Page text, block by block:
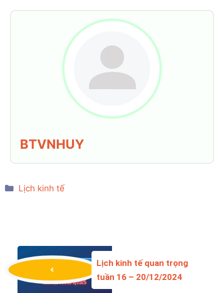
BTVNHUY
Categories
Lịch kinh tế
Lịch kinh tế quan trọng
tuần 16 – 20/12/2024